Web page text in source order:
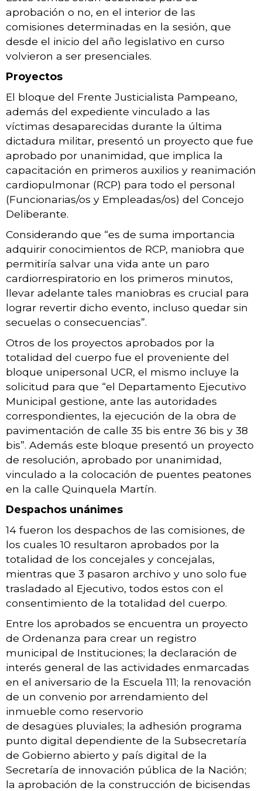
aprobación o no, en el interior de las
comisiones determinadas en la sesión, que
desde el inicio del año legislativo en curso
volvieron a ser presenciales.
Proyectos
El bloque del Frente Justicialista Pampeano,
además del expediente vinculado a las
víctimas desaparecidas durante la última
dictadura militar, presentó un proyecto que fue
aprobado por unanimidad, que implica la
capacitación en primeros auxilios y reanimación
cardiopulmonar (RCP) para todo el personal
(Funcionarias/os y Empleadas/os) del Concejo
Deliberante.
Considerando que “es de suma importancia
adquirir conocimientos de RCP, maniobra que
permitiría salvar una vida ante un paro
cardiorrespiratorio en los primeros minutos,
llevar adelante tales maniobras es crucial para
lograr revertir dicho evento, incluso quedar sin
secuelas o consecuencias”.
Otros de los proyectos aprobados por la
totalidad del cuerpo fue el proveniente del
bloque unipersonal UCR, el mismo incluye la
solicitud para que “el Departamento Ejecutivo
Municipal gestione, ante las autoridades
correspondientes, la ejecución de la obra de
pavimentación de calle 35 bis entre 36 bis y 38
bis”. Además este bloque presentó un proyecto
de resolución, aprobado por unanimidad,
vinculado a la colocación de puentes peatones
en la calle Quinquela Martín.
Despachos unánimes
14 fueron los despachos de las comisiones, de
los cuales 10 resultaron aprobados por la
totalidad de los concejales y concejalas,
mientras que 3 pasaron archivo y uno solo fue
trasladado al Ejecutivo, todos estos con el
consentimiento de la totalidad del cuerpo.
Entre los aprobados se encuentra un proyecto
de Ordenanza para crear un registro
municipal de Instituciones; la declaración de
interés general de las actividades enmarcadas
en el aniversario de la Escuela 111; la renovación
de un convenio por arrendamiento del
inmueble como reservorio
de desagües pluviales; la adhesión programa
punto digital dependiente de la Subsecretaría
de Gobierno abierto y país digital de la
Secretaría de innovación pública de la Nación;
la aprobación de la construcción de bicisendas